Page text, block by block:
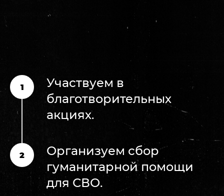
Участвуем в
благотворительных
акциях.
Организуем сбор
гуманитарной помощи
для СВО.